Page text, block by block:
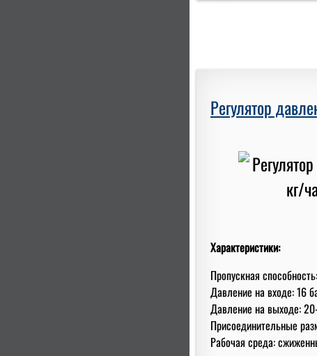
Регулятор
Характеристики:
Пропускная
Давление на входе: 16
Давление на выходе:
Присоединительные
Рабочая среда: